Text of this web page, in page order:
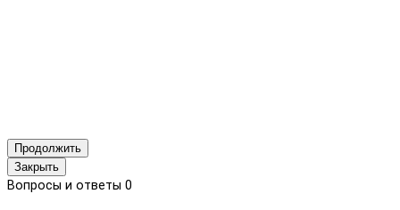
Продолжить
Закрыть
Вопросы и ответы 0